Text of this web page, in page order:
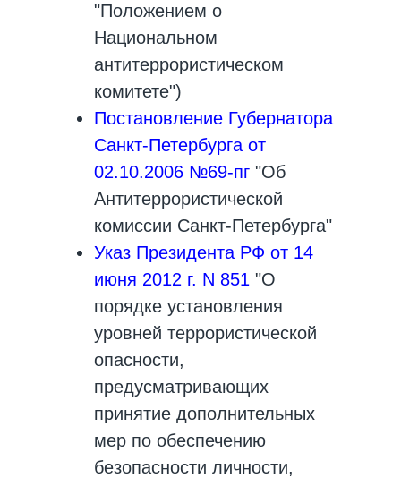
"Положением о
Национальном
антитеррористическом
комитете")
Постановление Губернатора
Санкт‑Петербурга от
02.10.2006 №69-пг "Об
Антитеррористической
комиссии Санкт‑Петербурга"
Указ Президента РФ от 14
июня 2012 г. N 851 "О
порядке установления
уровней террористической
опасности,
предусматривающих
принятие дополнительных
мер по обеспечению
безопасности личности,